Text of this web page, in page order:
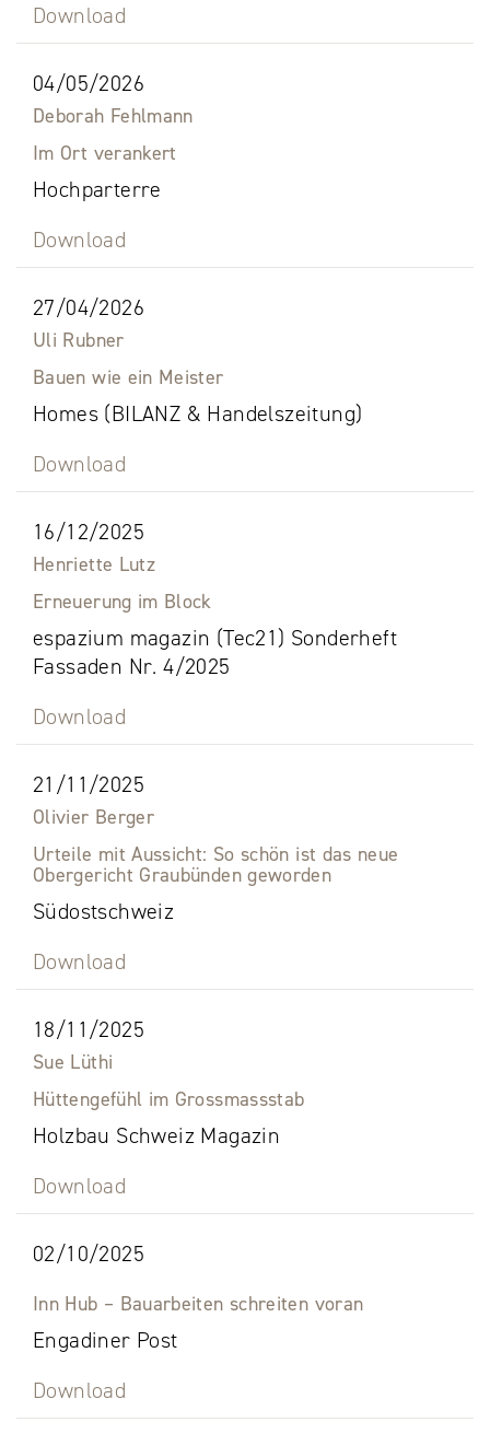
Download
04/05/2026
Deborah Fehlmann
Im Ort verankert
Hochparterre
Download
27/04/2026
Uli Rubner
Bauen wie ein Meister
Homes (BILANZ & Handelszeitung)
Download
16/12/2025
Henriette Lutz
Erneuerung im Block
espazium magazin (Tec21) Sonderheft
Fassaden Nr. 4/2025
Download
21/11/2025
Olivier Berger
Urteile mit Aussicht: So schön ist das neue
Obergericht Graubünden geworden
Südostschweiz
Download
18/11/2025
Sue Lüthi
Hüttengefühl im Grossmassstab
Holzbau Schweiz Magazin
Download
02/10/2025
Inn Hub – Bauarbeiten schreiten voran
Engadiner Post
Download